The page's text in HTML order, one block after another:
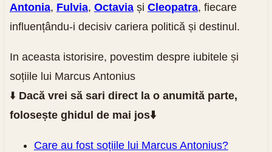
Antonia, Fulvia, Octaviași Cleopatra, fiecare
influențându-i decisiv cariera politică și destinul.
In aceasta istorisire, povestim despre iubitele și
soțiile lui Marcus Antonius
⬇️ Dacă vrei să sari direct la o anumită parte,
folosește ghidul de mai jos⬇️
Care au fost soțiile lui Marcus Antonius?